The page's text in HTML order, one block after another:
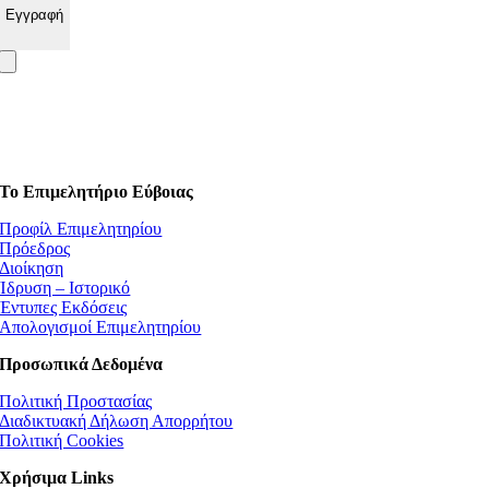
Το Επιμελητήριο Εύβοιας
Προφίλ Επιμελητηρίου
Πρόεδρος
Διοίκηση
Ίδρυση – Ιστορικό
Έντυπες Εκδόσεις
Απολογισμοί Επιμελητηρίου
Προσωπικά Δεδομένα
Πολιτική Προστασίας
Διαδικτυακή Δήλωση Απορρήτου
Πολιτική Cookies
Χρήσιμα Links